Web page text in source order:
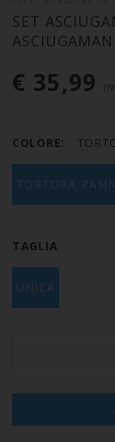
SET
ASCIUGAMANI
€ 35,99
COLORE:
TORTORA-
TAGLIA
UNICA